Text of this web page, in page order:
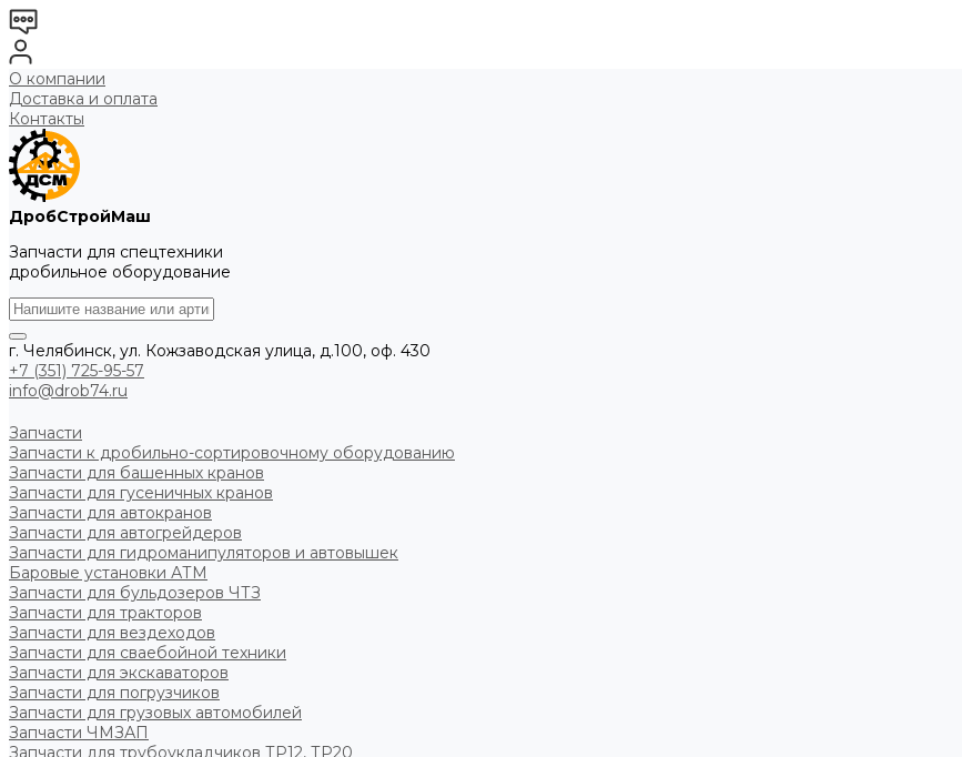
О компании
Доставка и оплата
Контакты
ДробСтройМаш
Запчасти для спецтехники
дробильное оборудование
г. Челябинск, ул. Кожзаводская улица, д.100, оф. 430
+7 (351) 725-95-57
info@drob74.ru
Запчасти
Запчасти к дробильно-сортировочному оборудованию
Запчасти для башенных кранов
Запчасти для гусеничных кранов
Запчасти для автокранов
Запчасти для автогрейдеров
Запчасти для гидроманипуляторов и автовышек
Баровые установки АТМ
Запчасти для бульдозеров ЧТЗ
Запчасти для тракторов
Запчасти для вездеходов
Запчасти для сваебойной техники
Запчасти для экскаваторов
Запчасти для погрузчиков
Запчасти для грузовых автомобилей
Запчасти ЧМЗАП
Запчасти для трубоукладчиков ТР12, ТР20